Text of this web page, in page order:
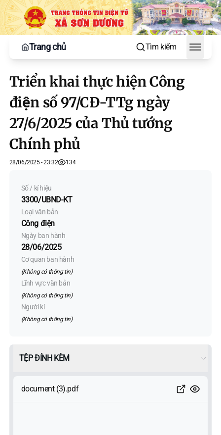
Trang chủ Tìm kiếm
Toggle
Triển khai thực hiện Công
điện số 97/CĐ-TTg ngày
27/6/2025 của Thủ tướng
Chính phủ
28/06/2025 - 23:32 134
Số / kí hiệu
3300/UBND-KT
Loại văn bản
Công điện
Ngày ban hành
28/06/2025
Cơ quan ban hành
(Không có thông tin)
Lĩnh vực văn bản
(Không có thông tin)
Người kí
(Không có thông tin)
TỆP ĐÍNH KÈM
document (3).pdf